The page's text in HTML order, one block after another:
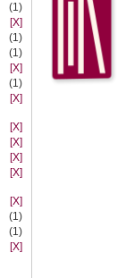
(1)
[X]
(1)
(1)
[X]
(1)
[X]
[X]
[X]
[X]
[X]
[X]
(1)
(1)
[X]